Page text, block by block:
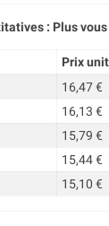
: Plus
Prix
16,47 €
16,13 €
15,79 €
15,44 €
15,10 €